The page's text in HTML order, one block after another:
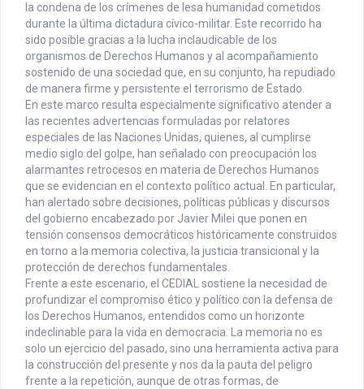
la condena de los crímenes de lesa humanidad cometidos
durante la última dictadura cívico-militar. Este recorrido ha
sido posible gracias a la lucha inclaudicable de los
organismos de Derechos Humanos y al acompañamiento
sostenido de una sociedad que, en su conjunto, ha repudiado
de manera firme y persistente el terrorismo de Estado.
En este marco resulta especialmente significativo atender a
las recientes advertencias formuladas por relatores
especiales de las Naciones Unidas, quienes, al cumplirse
medio siglo del golpe, han señalado con preocupación los
alarmantes retrocesos en materia de Derechos Humanos
que se evidencian en el contexto político actual. En particular,
han alertado sobre decisiones, políticas públicas y discursos
del gobierno encabezado por Javier Milei que ponen en
tensión consensos democráticos históricamente construidos
en torno a la memoria colectiva, la justicia transicional y la
protección de derechos fundamentales.
Frente a este escenario, el CEDIAL sostiene la necesidad de
profundizar el compromiso ético y político con la defensa de
los Derechos Humanos, entendidos como un horizonte
indeclinable para la vida en democracia. La memoria no es
solo un ejercicio del pasado, sino una herramienta activa para
la construcción del presente y nos da la pauta del peligro
frente a la repetición, aunque de otras formas, de